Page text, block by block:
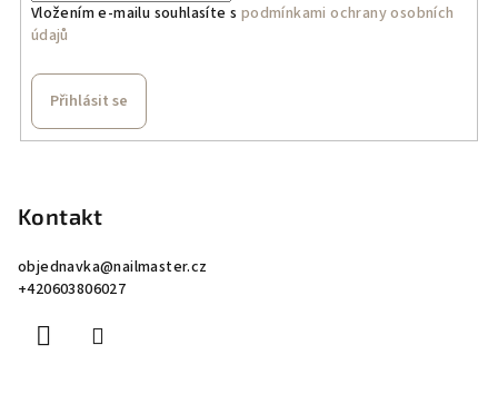
Vložením e-mailu souhlasíte s podmínkami ochrany osobních
údajů
Přihlásit se
Kontakt
objednavka@nailmaster.cz
+420603806027